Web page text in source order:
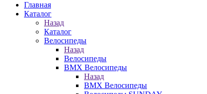
Главная
Каталог
Назад
Каталог
Велосипеды
Назад
Велосипеды
BMX Велосипеды
Назад
BMX Велосипеды